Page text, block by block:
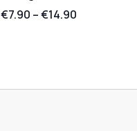
€7.90 –€14.90